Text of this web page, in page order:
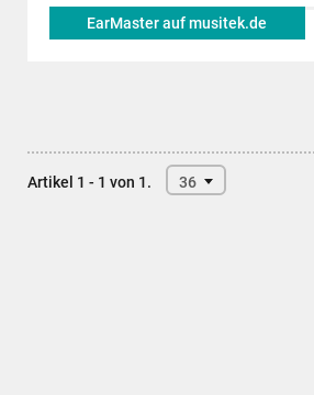
EarMaster auf musitek.de
Artikel 1 - 1 von 1. 36